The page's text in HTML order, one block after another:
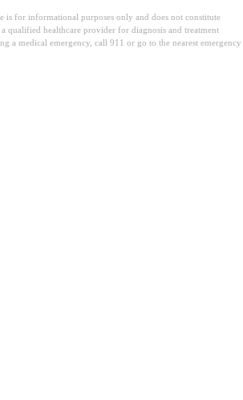
is for informational purposes only and does not constitute
qualified healthcare provider for diagnosis and treatment
a medical emergency, call 911 or go to the nearest emergency